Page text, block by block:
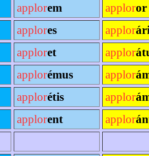
applorem apploror
applores applor
apploret applor
applorémus applor
applorétis applor
applorent applor